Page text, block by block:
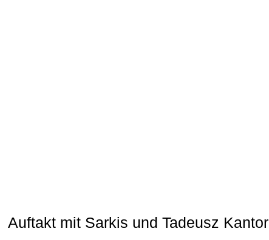
Auftakt mit Sarkis und Tadeusz Kantor